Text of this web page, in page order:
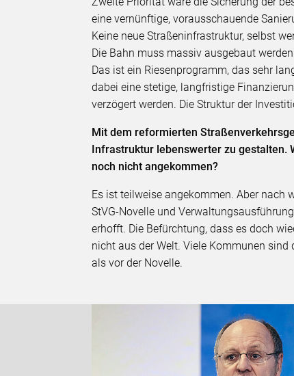
eine vernünftige, vorausschauende
Keine neue Straßeninfrastruktur, selbst
Die Bahn muss massiv ausgebaut
Das ist ein Riesenprogramm, das sehr
dabei eine stetige, langfristige
verzögert werden. Die Struktur der
Mit dem reformierten
Infrastruktur lebenswerter zu gestalten.
noch nicht angekommen?
Es ist teilweise angekommen. Aber nach
StVG-Novelle und
erhofft. Die Befürchtung, dass es doch
nicht aus der Welt. Viele Kommunen
als vor der Novelle.